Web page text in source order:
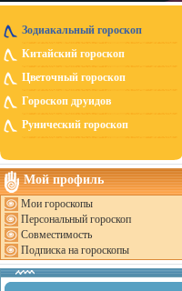
Зодиакальный гороскоп
Китайский гороскоп
Цветочный гороскоп
Гороскоп друидов
Рунический гороскоп
Мой профиль
Мои гороскопы
Персональный гороскоп
Совместимость
Подписка на гороскопы